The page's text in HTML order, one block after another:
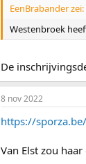
EenBrabander zei:
Westenbroek
De
8 nov 2022
https://
Van Elst zou